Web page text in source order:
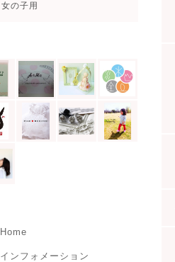
女の子用
Home
インフォメーション